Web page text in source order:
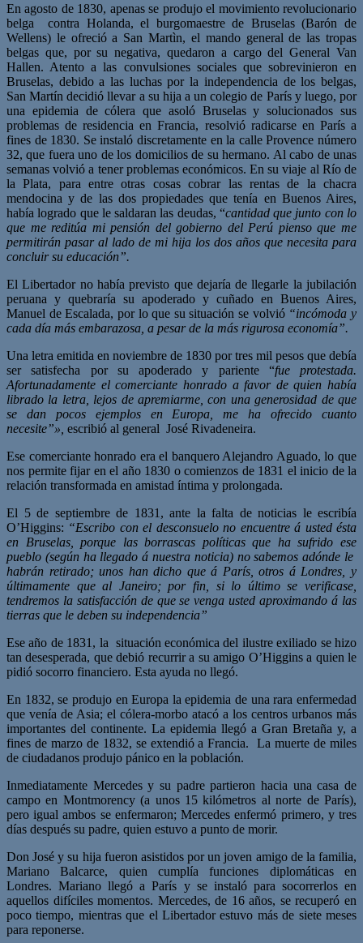
En agosto de 1830, apenas se produjo el movimiento revolucionario
belga contra Holanda, el burgomaestre de Bruselas (Barón de
Wellens) le ofreció a San Martìn, el mando general de las tropas
belgas que, por su negativa, quedaron a cargo del General Van
Hallen. Atento a las convulsiones sociales que sobrevinieron en
Bruselas, debido a las luchas por la independencia de los belgas,
San Martín decidió llevar a su hija a un colegio de París y luego, por
una epidemia de cólera que asoló Bruselas y solucionados sus
problemas de residencia en Francia, resolvió radicarse en París a
fines de 1830. Se instaló discretamente en la calle Provence número
32, que fuera uno de los domicilios de su hermano. Al cabo de unas
semanas volvió a tener problemas económicos. En su viaje al Río de
la Plata, para entre otras cosas cobrar las rentas de la chacra
mendocina y de las dos propiedades que tenía en Buenos Aires,
había logrado que le saldaran las deudas, “cantidad que junto con lo
que me reditúa mi pensión del gobierno del Perú pienso que me
permitirán pasar al lado de mi hija los dos años que necesita para
concluir su educación”.
El Libertador no había previsto que dejaría de llegarle la jubilación
peruana y quebraría su apoderado y cuñado en Buenos Aires,
Manuel de Escalada, por lo que su situación se volvió “incómoda y
cada día más embarazosa, a pesar de la más rigurosa economía”.
Una letra emitida en noviembre de 1830 por tres mil pesos que debía
ser satisfecha por su apoderado y pariente “fue protestada.
Afortunadamente el comerciante honrado a favor de quien había
librado la letra, lejos de apremiarme, con una generosidad de que
se dan pocos ejemplos en Europa, me ha ofrecido cuanto
necesite”», escribió al general José Rivadeneira.
Ese comerciante honrado era el banquero Alejandro Aguado, lo que
nos permite fijar en el año 1830 o comienzos de 1831 el inicio de la
relación transformada en amistad íntima y prolongada.
El 5 de septiembre de 1831, ante la falta de noticias le escribía
O’Higgins: “Escribo con el desconsuelo no encuentre á usted ésta
en Bruselas, porque las borrascas políticas que ha sufrido ese
pueblo (según ha llegado á nuestra noticia) no sabemos adónde le
habrán retirado; unos han dicho que á París, otros á Londres, y
últimamente que al Janeiro; por fin, si lo último se verificase,
tendremos la satisfacción de que se venga usted aproximando á las
tierras que le deben su independencia”
Ese año de 1831, la situación económica del ilustre exiliado se hizo
tan desesperada, que debió recurrir a su amigo O’Higgins a quien le
pidió socorro financiero. Esta ayuda no llegó.
En 1832, se produjo en Europa la epidemia de una rara enfermedad
que venía de Asia; el cólera-morbo atacó a los centros urbanos más
importantes del continente. La epidemia llegó a Gran Bretaña y, a
fines de marzo de 1832, se extendió a Francia. La muerte de miles
de ciudadanos produjo pánico en la población.
Inmediatamente Mercedes y su padre partieron hacia una casa de
campo en Montmorency (a unos 15 kilómetros al norte de París),
pero igual ambos se enfermaron; Mercedes enfermó primero, y tres
días después su padre, quien estuvo a punto de morir.
Don José y su hija fueron asistidos por un joven amigo de la familia,
Mariano Balcarce, quien cumplía funciones diplomáticas en
Londres. Mariano llegó a París y se instaló para socorrerlos en
aquellos difíciles momentos. Mercedes, de 16 años, se recuperó en
poco tiempo, mientras que el Libertador estuvo más de siete meses
para reponerse.